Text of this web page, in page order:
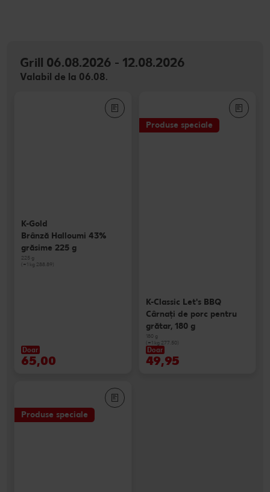
Grill 06.08.2026 - 12.08.2026
Valabil de la 06.08.
K-Gold
Brânză Halloumi 43%
grăsime 225 g
225 g
(=1 kg 288.89)
Doar
65,00
Produse speciale
K-Classic Let's BBQ
Cârnaţi de porc pentru
grătar, 180 g
180 g
(=1 kg 277.50)
Doar
49,95
Produse speciale